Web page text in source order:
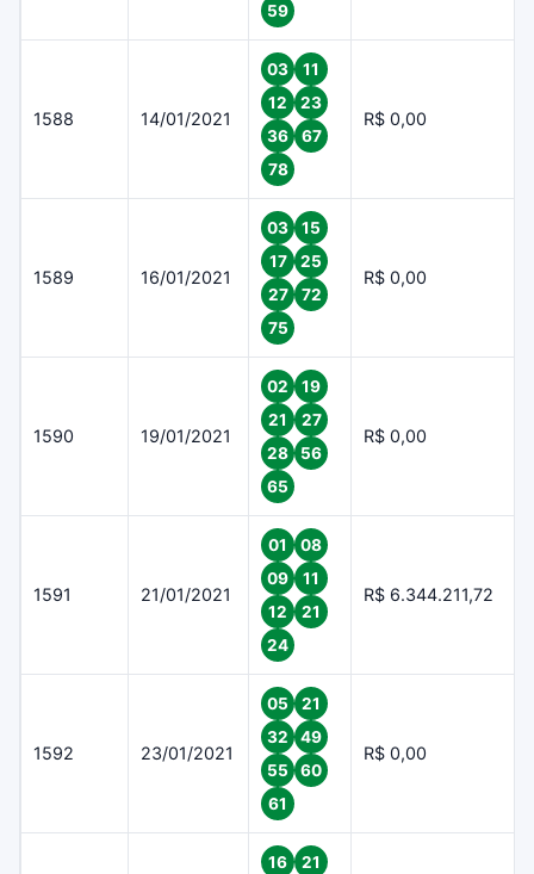
59
1588 14/01/2021
03
11
12
23
36
67
78
R$ 0,00
1589 16/01/2021
03
15
17
25
27
72
75
R$ 0,00
1590 19/01/2021
02
19
21
27
28
56
65
R$ 0,00
1591 21/01/2021
01
08
09
11
12
21
24
R$ 6.344.211,72
1592 23/01/2021
05
21
32
49
55
60
61
R$ 0,00
16
21